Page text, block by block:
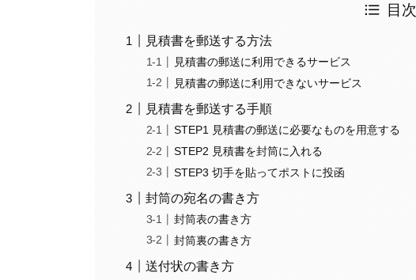
目次
見積書を郵送する方法
見積書の郵送に利用できるサービス
見積書の郵送に利用できないサービス
見積書を郵送する手順
STEP1 見積書の郵送に必要なものを用意する
STEP2 見積書を封筒に入れる
STEP3 切手を貼ってポストに投函
封筒の宛名の書き方
封筒表の書き方
封筒裏の書き方
送付状の書き方